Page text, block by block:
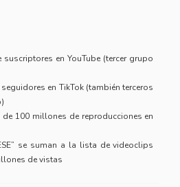
en YouTube (tercer grupo
en TikTok (también terceros
100 millones de reproducciones en
se suman a la lista de videoclips
de vistas